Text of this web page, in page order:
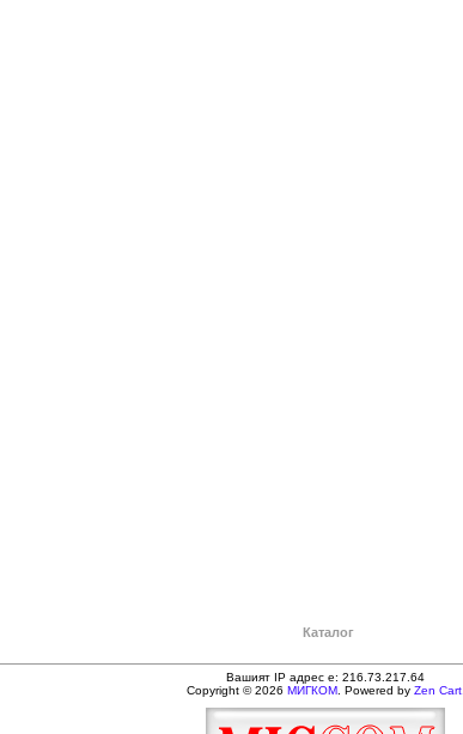
Каталог
Вашият IP адрес е: 216.73.217.64
Copyright © 2026 МИГКОМ. Powered by Zen Cart.